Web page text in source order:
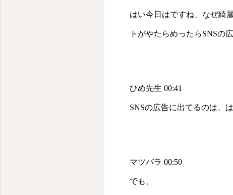
はい今日はですね、なぜ綺
トがやたらめったらSNSの広
ひめ先生 00:41
SNSの広告に出てるのは、
マツバラ 00:50
でも、